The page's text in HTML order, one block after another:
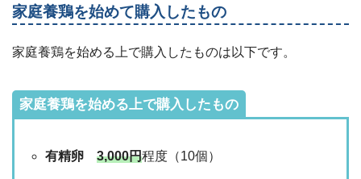
家庭養鶏を始めて購入したもの
家庭養鶏を始める上で購入したものは以下です。
家庭養鶏を始める上で購入したもの
有精卵3,000円程度（10個）